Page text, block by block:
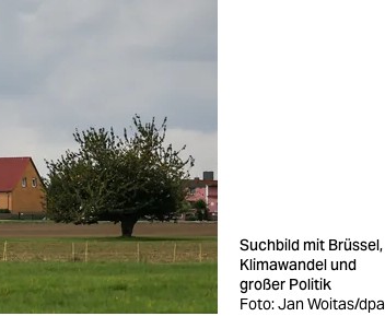
Suchbild mit Brüssel,
Klimawandel und
großer Politik
Foto: Jan Woitas/dpa